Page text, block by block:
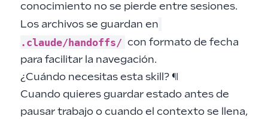
conocimiento no se pierde entre sesiones.
Los archivos se guardan en
.claude/handoffs/ con formato de fecha
para facilitar la navegación.
¿Cuándo necesitas esta skill? ¶
Cuando quieres guardar estado antes de
pausar trabajo o cuando el contexto se llena,